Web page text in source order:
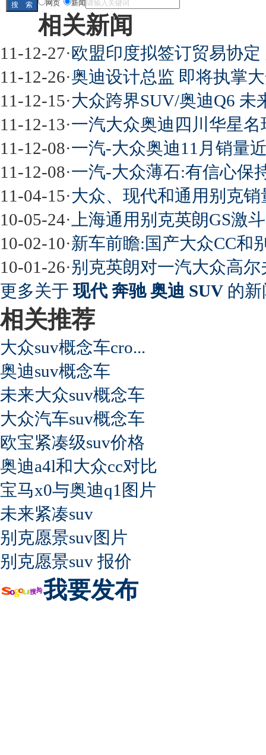
网页 新闻
相关新闻
11-12-27·欧盟印度拟签订贸易协
11-12-26·奥迪设计总监 即将执掌
11-12-15·大众跨界SUV/奥迪Q6 未
11-12-13·一汽大众奥迪四川华星
11-12-08·一汽-大众奥迪11月销量
11-12-08·一汽-大众薄石:有信心保
11-04-15·大众、现代和通用别克
10-05-24· 上海通用别克英朗GS激
10-02-10·新车前瞻:国产大众CC和
10-01-26·别克英朗对一汽大众高
更多关于现代 奔驰 奥迪 SUV 的新
相关推荐
大众suv概念车cro...
奥迪suv概念车
未来大众suv概念车
大众汽车suv概念车
欧宝紧凑级suv价格
奥迪a4l和大众cc对比
宝马x0与奥迪q1图片
未来紧凑suv
别克愿景suv图片
别克愿景suv 报价
我要发布